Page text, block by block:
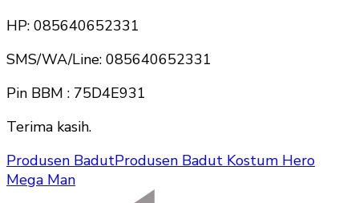
HP: 085640652331
SMS/WA/Line: 085640652331
Pin BBM : 75D4E931
Terima kasih.
Produsen BadutProdusen Badut Kostum Hero
Mega Man